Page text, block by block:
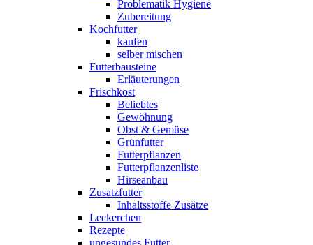
Problematik Hygiene
Zubereitung
Kochfutter
kaufen
selber mischen
Futterbausteine
Erläuterungen
Frischkost
Beliebtes
Gewöhnung
Obst & Gemüse
Grünfutter
Futterpflanzen
Futterpflanzenliste
Hirseanbau
Zusatzfutter
Inhaltsstoffe Zusätze
Leckerchen
Rezepte
ungesundes Futter